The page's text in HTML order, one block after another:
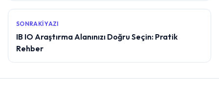
SONRAKI YAZI
IB IO Araştırma Alanınızı Doğru Seçin: Pratik
Rehber